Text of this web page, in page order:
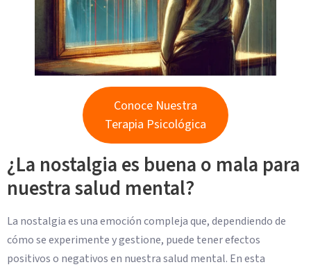
Conoce Nuestra
Terapia Psicológica
¿La nostalgia es buena o mala para
nuestra salud mental?
La nostalgia es una emoción compleja que, dependiendo de
cómo se experimente y gestione, puede tener efectos
positivos o negativos en nuestra salud mental. En esta